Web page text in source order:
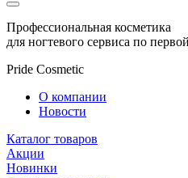
Профессиональная косметика
для ногтевого сервиса по
Pride Cosmetic
О компании
Новости
Каталог товаров
Акции
Новинки